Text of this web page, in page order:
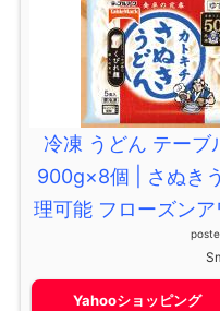
冷凍 うどん テーブ
900g×8個 | さぬき
理可能 フローズン
Yahooショッピング